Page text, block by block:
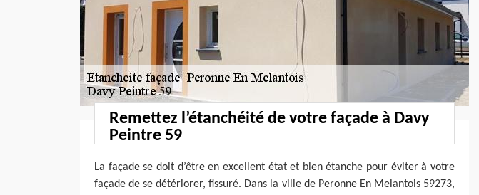
Remettez l’étanchéité de votre façade à Davy
Peintre 59
La façade se doit d’être en excellent état et bien étanche pour éviter à votre
façade de se détériorer, fissuré. Dans la ville de Peronne En Melantois 59273,